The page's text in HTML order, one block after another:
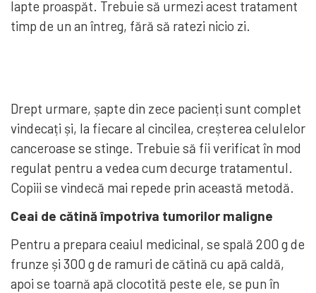
lapte proaspăt. Trebuie să urmezi acest tratament
timp de un an întreg, fără să ratezi nicio zi.
Drept urmare, șapte din zece pacienți sunt complet
vindecați și, la fiecare al cincilea, creșterea celulelor
canceroase se stinge. Trebuie să fii verificat în mod
regulat pentru a vedea cum decurge tratamentul.
Copiii se vindecă mai repede prin această metodă.
Ceai de cătină împotriva tumorilor maligne
Pentru a prepara ceaiul medicinal, se spală 200 g de
frunze și 300 g de ramuri de cătină cu apă caldă,
apoi se toarnă apă clocotită peste ele, se pun în